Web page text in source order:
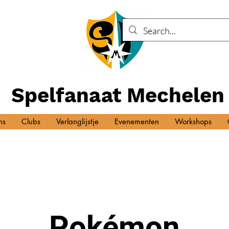
Spelfanaat Mechelen
Clubs Verlanglijstje Evenementen Workshops